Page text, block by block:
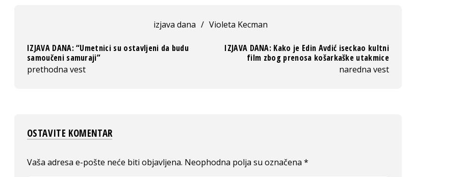
izjava dana / Violeta Kecman
IZJAVA DANA: “Umetnici su ostavljeni da budu
samoučeni samuraji”
prethodna vest
IZJAVA DANA: Kako je Edin Avdić iseckao kultni
film zbog prenosa košarkaške utakmice
naredna vest
OSTAVITE KOMENTAR
Vaša adresa e-pošte neće biti objavljena. Neophodna polja su označena *